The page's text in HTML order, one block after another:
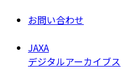
お問い合わせ
JAXA
デジタルアーカイブス